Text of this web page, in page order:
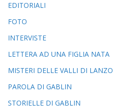
EDITORIALI
FOTO
INTERVISTE
LETTERA AD UNA FIGLIA NATA
MISTERI DELLE VALLI DI LANZO
PAROLA DI GABLIN
STORIELLE DI GABLIN